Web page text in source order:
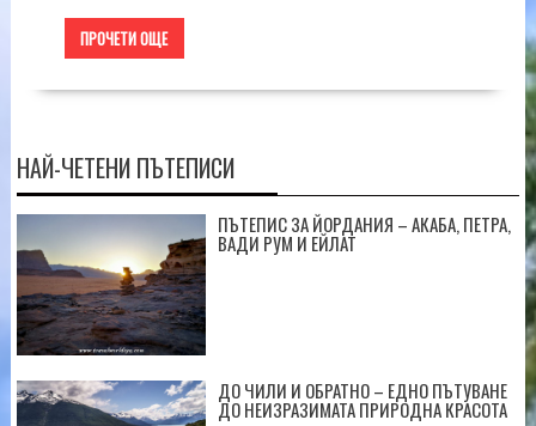
ПРОЧЕТИ ОЩЕ
НАЙ-ЧЕТЕНИ ПЪТЕПИСИ
ПЪТЕПИС ЗА ЙОРДАНИЯ – АКАБА, ПЕТРА,
ВАДИ РУМ И ЕЙЛАТ
ДО ЧИЛИ И ОБРАТНО – ЕДНО ПЪТУВАНЕ
ДО НЕИЗРАЗИМАТА ПРИРОДНА КРАСОТА